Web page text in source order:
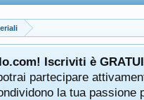
Iscriviti è
partecipare
la tua